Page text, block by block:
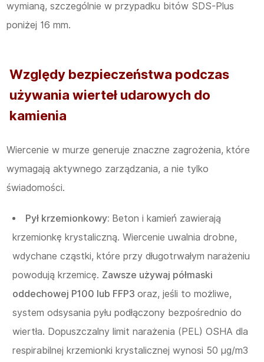
wymianą, szczególnie w przypadku bitów SDS-Plus
poniżej 16 mm.
Względy bezpieczeństwa podczas
używania wierteł udarowych do
kamienia
Wiercenie w murze generuje znaczne zagrożenia, które
wymagają aktywnego zarządzania, a nie tylko
świadomości.
Pył krzemionkowy: Beton i kamień zawierają
krzemionkę krystaliczną. Wiercenie uwalnia drobne,
wdychane cząstki, które przy długotrwałym narażeniu
powodują krzemicę. Zawsze używaj półmaski
oddechowej P100 lub FFP3oraz, jeśli to możliwe,
system odsysania pyłu podłączony bezpośrednio do
wiertła. Dopuszczalny limit narażenia (PEL) OSHA dla
respirabilnej krzemionki krystalicznej wynosi 50 µg/m3